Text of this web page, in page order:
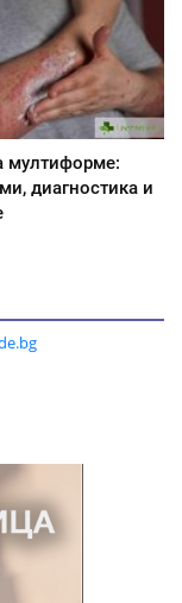
мултиформе:
диагностика и